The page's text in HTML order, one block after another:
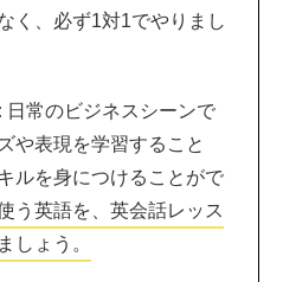
く、必ず1対1でやりまし
日常のビジネスシーンで
や表現を学習すること
ルを身につけることがで
う英語を、英会話レッス
しょう。